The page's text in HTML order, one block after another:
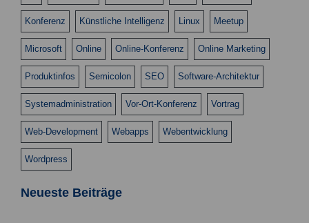
Konferenz Künstliche Intelligenz Linux Meetup
Microsoft Online Online-Konferenz Online Marketing
Produktinfos Semicolon SEO Software-Architektur
Systemadministration Vor-Ort-Konferenz Vortrag
Web-Development Webapps Webentwicklung
Wordpress
Neueste Beiträge